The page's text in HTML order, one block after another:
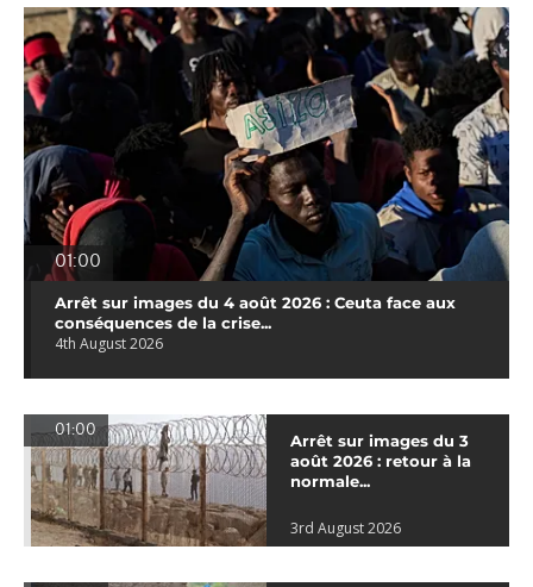
01:00
Arrêt sur images du 4 août 2026 : Ceuta face aux
conséquences de la crise...
4th August 2026
01:00
Arrêt sur images du 3
août 2026 : retour à la
normale...
3rd August 2026